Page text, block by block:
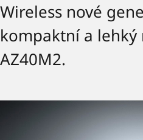
Wireless nové
kompaktní a lehký
AZ40M2.